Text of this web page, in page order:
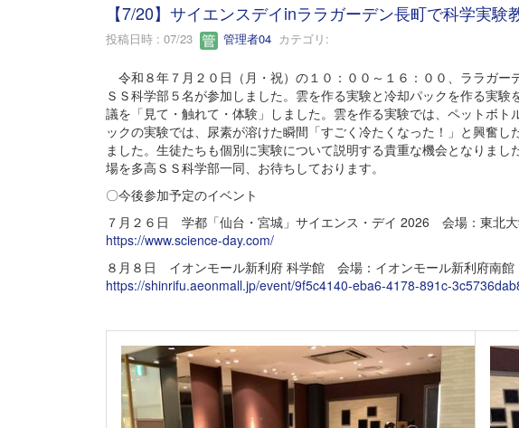
【7/20】サイエンスデイinララガーデン長町で科学実験
投稿日時 : 07/23 管理者04 カテゴリ:
令和８年７月２０日（月・祝）の１０：００～１６：００、ララガ
ＳＳ科学部５名が参加しました。雲を作る実験と冷却パックを作る実
議を「見て・触れて・体験」しました。雲を作る実験では、ペットボ
ックの実験では、尿素が溶けた瞬間「すごく冷たくなった！」と興奮
ました。生徒たちも個別に実験について説明する貴重な機会となりま
場を多高ＳＳ科学部一同、お待ちしております。
〇今後参加予定のイベント
７月２６日 学都「仙台・宮城」サイエンス・デイ 2026 会場：東北大
https://www.science-day.com/
８月８日 イオンモール新利府 科学館 会場：イオンモール新利府南館
https://shinrifu.aeonmall.jp/event/9f5c4140-eba6-4178-891c-